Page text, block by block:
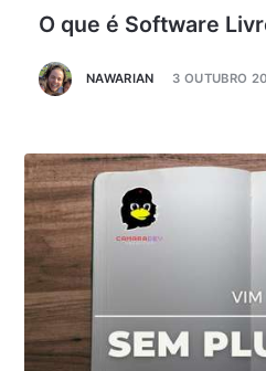
O que é Software
NAWARIAN 3 OUTUBRO